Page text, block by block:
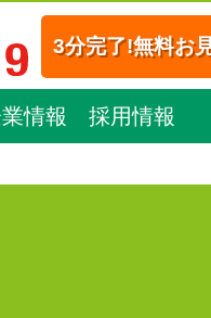
3分完了!無料お
情報 採用情報